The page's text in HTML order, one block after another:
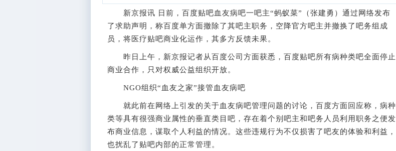
新京报讯 日前，百度贴吧血友病吧一吧主“蚂蚁菜”（张建勇）通过网络发布
了求助声明，称百度单方面撤除了其吧主职务，空降官方吧主并撤换了吧务组成
员，将医疗贴吧商业化运作，其多方反馈未果。
昨日上午，新京报记者从百度公司方面获悉，百度贴吧所有病种类吧全面停止
商业合作，只对权威公益组织开放。
NGO组织“血友之家”接管血友病吧
就此前在网络上引发的关于血友病吧管理问题的讨论，百度方面回应称，病种
类等具有很强商业属性的垂直类目吧，存在着个别吧主和吧务人员利用职务之便发
布商业信息，谋取个人利益的情况。这些违规行为不仅损害了吧友的体验和利益，
也扰乱了贴吧内部的正常管理。